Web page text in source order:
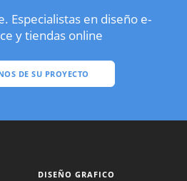
Especialistas en diseño e-
y tiendas online
DE SU PROYECTO
DISEÑO GRAFICO